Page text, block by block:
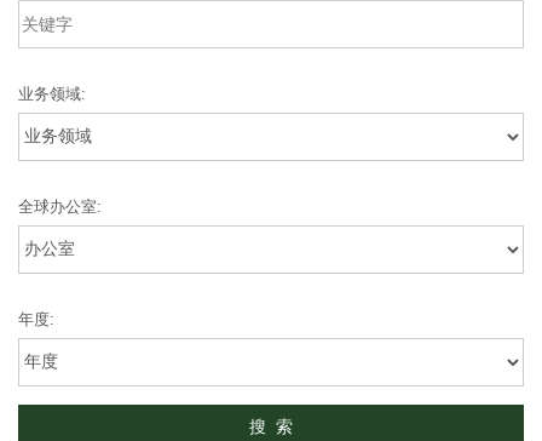
业务领域:
全球办公室:
年度: